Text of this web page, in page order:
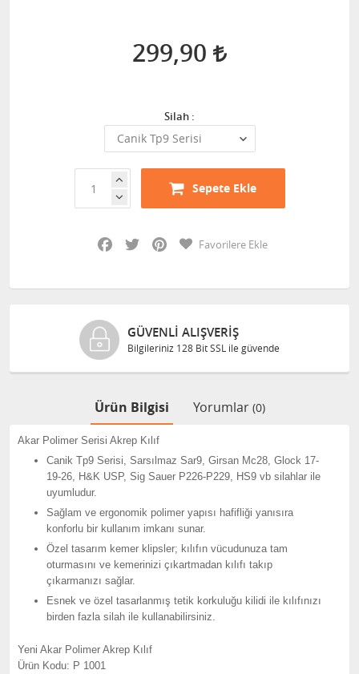
299,90
Silah :
Sepete Ekle
Facebook
Twitter PinterestFavorilere Ekle
GÜVENLI ALIŞVERIŞ
Bilgileriniz 128 Bit SSL ile güvende
Ürün Bilgisi Yorumlar (0)
Akar Polimer Serisi Akrep Kılıf
Canik Tp9 Serisi, Sarsılmaz Sar9, Girsan Mc28, Glock 17-
19-26, H&K USP, Sig Sauer P226-P229, HS9 vb silahlar ile
uyumludur.
Sağlam ve ergonomik polimer yapısı hafifliği yanısıra
konforlu bir kullanım imkanı sunar.
Özel tasarım kemer klipsler; kılıfın vücudunuza tam
oturmasını ve kemerinizi çıkartmadan kılıfı takıp
çıkarmanızı sağlar.
Esnek ve özel tasarlanmış tetik korkuluğu kilidi ile kılıfınızı
birden fazla silah ile kullanabilirsiniz.
Yeni Akar Polimer Akrep Kılıf
Ürün Kodu: P 1001